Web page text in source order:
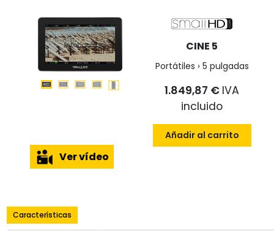
Ver vídeo
CINE 5
Portátiles › 5 pulgadas
1.849,87 € IVA
incluido
Añadir al carrito
Características